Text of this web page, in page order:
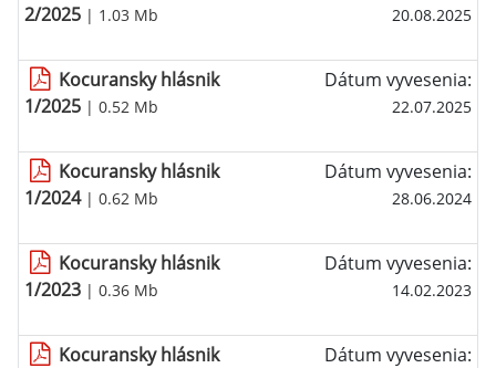
2/2025 | 1.03 Mb 20.08.2025
Kocuransky hlásnik
1/2025 | 0.52 Mb
Dátum vyvesenia:
22.07.2025
Kocuransky hlásnik
1/2024| 0.62 Mb
Dátum vyvesenia:
28.06.2024
Kocuransky hlásnik
1/2023 | 0.36 Mb
Dátum vyvesenia:
14.02.2023
Kocuransky hlásnik
Dátum vyvesenia: